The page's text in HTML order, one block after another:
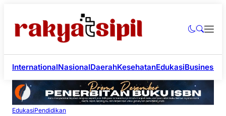
InternationalNasionalDaerahKesehatanEdukasiBusiness
EdukasiPendidikan